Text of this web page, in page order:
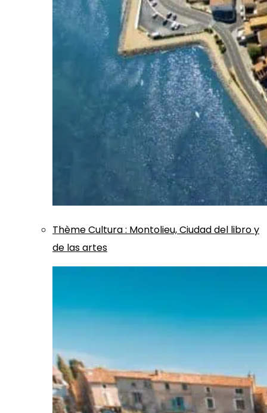
ThèmeCultura: Montolieu, Ciudad del libro y
de las artes